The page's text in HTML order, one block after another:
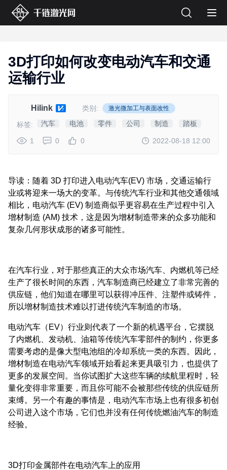
3D打印如何改变电动汽车和交通
运输行业
Hilink 类别: 激光微加工与表面改性
标签: 汽车 电池 零件 公司 制造 踏板
1 0 0 2022-08-18 12:00